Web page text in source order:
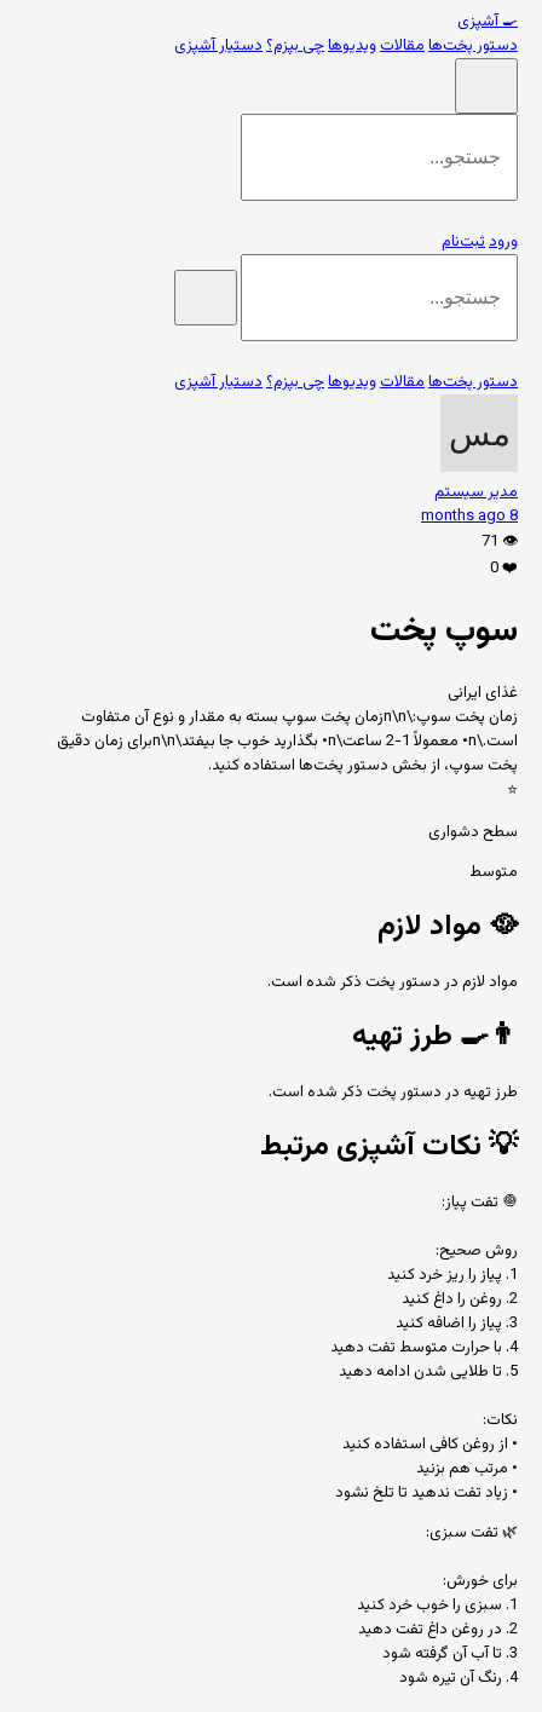
🍳آشپزی
دستور پخت‌هامقالاتویدیوهاچی بپزم؟دستیار آشپزی
ورودثبت‌نام
دستور پخت‌هامقالاتویدیوهاچی بپزم؟دستیار آشپزی
مدیر سیستم
8 months ago
👁️
71
❤️
0
سوپ پخت
غذای ایرانی
زمان پخت سوپ:\n\nزمان پخت سوپ بسته به مقدار و نوع آن متفاوت
است.\n• معمولاً 1-2 ساعت\n• بگذارید خوب جا بیفتد\n\nبرای زمان دقیق
پخت سوپ، از بخش دستور پخت‌ها استفاده کنید.
⭐
سطح دشواری
متوسط
🥘 مواد لازم
مواد لازم در دستور پخت ذکر شده است.
👨‍🍳 طرز تهیه
طرز تهیه در دستور پخت ذکر شده است.
💡نکات آشپزی مرتبط
🧅 تفت پیاز:
روش صحیح:
1. پیاز را ریز خرد کنید
2. روغن را داغ کنید
3. پیاز را اضافه کنید
4. با حرارت متوسط تفت دهید
5. تا طلایی شدن ادامه دهید
نکات:
• از روغن کافی استفاده کنید
• مرتب هم بزنید
• زیاد تفت ندهید تا تلخ نشود
🌿 تفت سبزی:
برای خورش:
1. سبزی را خوب خرد کنید
2. در روغن داغ تفت دهید
3. تا آب آن گرفته شود
4. رنگ آن تیره شود